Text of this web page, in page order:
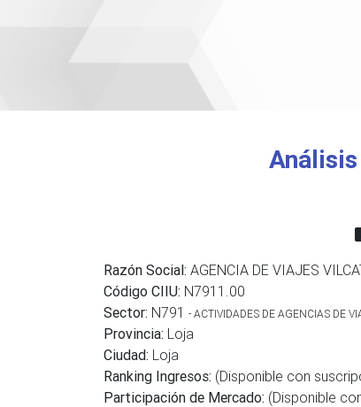
Razón Social: AGENCIA DE VIAJES
Código CIIU: N7911.00
Sector: N791 - ACTIVIDADES DE AGENCIAS DE
Provincia: Loja
Ciudad: Loja
Ranking Ingresos: (Disponible con
Participación de Mercado: (Disponible